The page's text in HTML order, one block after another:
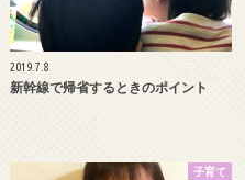
2019.7.8
新幹線で帰省するときのポイント
子育て